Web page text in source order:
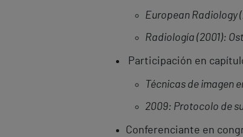
European Radiology
Radiología (2001):
Participación en
Técnicas de imagen
2009: Protocolo de
Conferenciante en